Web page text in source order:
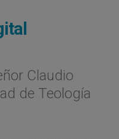
Claudio
de Teología